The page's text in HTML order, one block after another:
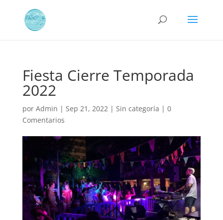
Fiesta Cierre Temporada
2022
por Admin | Sep 21, 2022| Sin categoría | 0
Comentarios